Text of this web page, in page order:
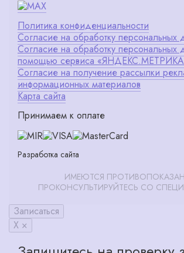
Политика конфиденциальности
Согласие на обработку персональных
Согласие на обработку персональных
помощью сервиса
Согласие на получение рассылки
информационных материалов
Карта сайта
Принимаем к оплате
Разработка сайта
ИМЕЮТСЯ
ПРОКОНСУЛЬТИРУЙТЕСЬ СО
Записаться
X ×